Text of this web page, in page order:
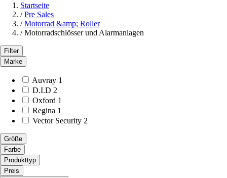
Startseite
/ Pre Sales
/ Motorrad &amp; Roller
/ Motorradschlösser und Alarmanlagen
Filter
Marke
Auvray 1
D.I.D 2
Oxford 1
Regina 1
Vector Security 2
Größe
Farbe
Produkttyp
Preis